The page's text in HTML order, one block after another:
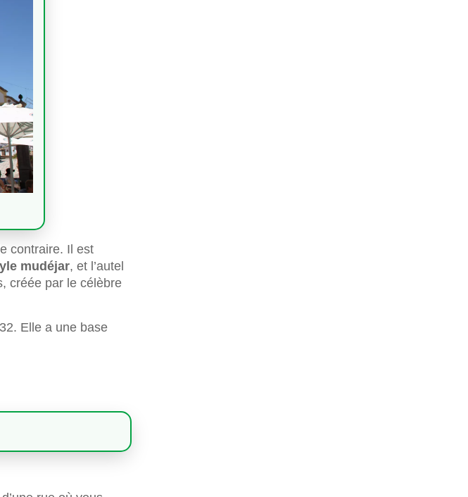
contraire. Il est
mudéjar, et l’autel
créée par le célèbre
Elle a une base